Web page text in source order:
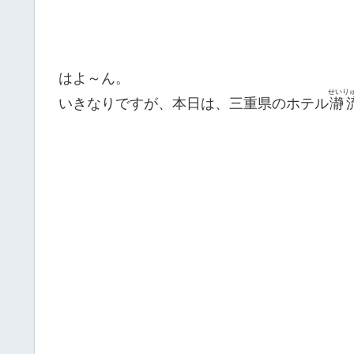
はよ～ん。
いきなりですが、本日は、三重県のホテル瀞
せいり